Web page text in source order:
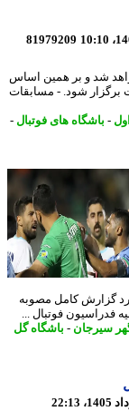
81979209
شد و بر همین اساس
شود. - مسابقات
باشگاه های فوتبال-
کامل مصوبه
فوتبال ...
-باشگاه گل